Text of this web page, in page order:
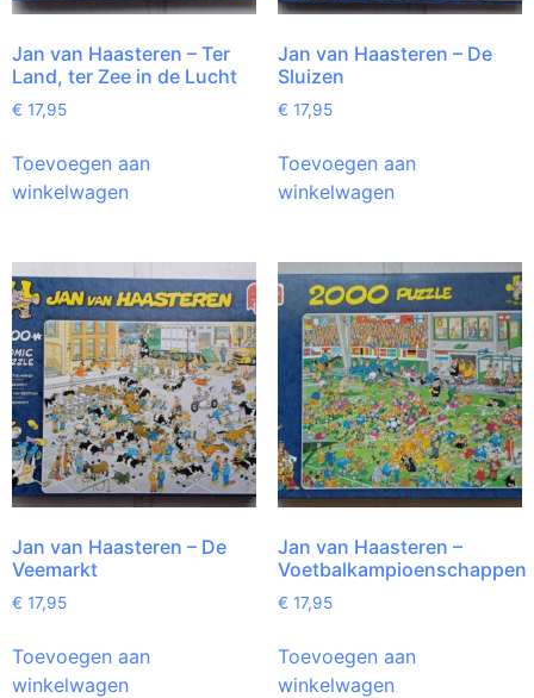
Jan van Haasteren – Ter
Land, ter Zee in de Lucht
€ 17,95
Toevoegen aan
winkelwagen
Jan van Haasteren – De
Sluizen
€ 17,95
Toevoegen aan
winkelwagen
Jan van Haasteren – De
Veemarkt
€ 17,95
Toevoegen aan
winkelwagen
Jan van Haasteren –
Voetbalkampioenschappen
€ 17,95
Toevoegen aan
winkelwagen